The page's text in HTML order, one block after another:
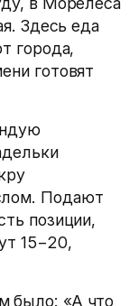
Здесь еда
города,
готовят
Подают
позиции,
15−20,
было: «А что